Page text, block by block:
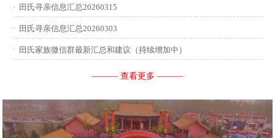
迁居地，因何原因迁居等。最后别忘了留下联系人和
联系方式。 没有家谱的问问族中老年人口耳相传的信
息有哪些，有家谱请把家谱中的信息简...
· 田氏寻亲信息汇总20260315
· 田氏寻亲信息汇总20260303
· 田氏家族微信群最新汇总和建议（持续增加中）
——— 查看更多 ———